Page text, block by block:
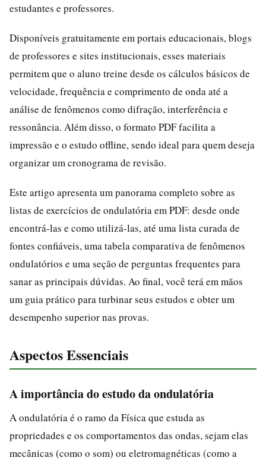
estudantes e professores.
Disponíveis gratuitamente em portais educacionais, blogs
de professores e sites institucionais, esses materiais
permitem que o aluno treine desde os cálculos básicos de
velocidade, frequência e comprimento de onda até a
análise de fenômenos como difração, interferência e
ressonância. Além disso, o formato PDF facilita a
impressão e o estudo offline, sendo ideal para quem deseja
organizar um cronograma de revisão.
Este artigo apresenta um panorama completo sobre as
listas de exercícios de ondulatória em PDF: desde onde
encontrá-las e como utilizá-las, até uma lista curada de
fontes confiáveis, uma tabela comparativa de fenômenos
ondulatórios e uma seção de perguntas frequentes para
sanar as principais dúvidas. Ao final, você terá em mãos
um guia prático para turbinar seus estudos e obter um
desempenho superior nas provas.
Aspectos Essenciais
A importância do estudo da ondulatória
A ondulatória é o ramo da Física que estuda as
propriedades e os comportamentos das ondas, sejam elas
mecânicas (como o som) ou eletromagnéticas (como a